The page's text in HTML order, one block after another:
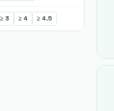
≥ 3 ≥ 4 ≥ 4.5